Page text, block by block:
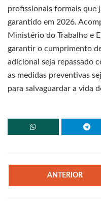
profissionais formais que
garantido em 2026.
Ministério do Trabalho e
garantir o cumprimento
adicional seja repassado
as medidas preventivas
para salvaguardar a vida
ANTERIOR